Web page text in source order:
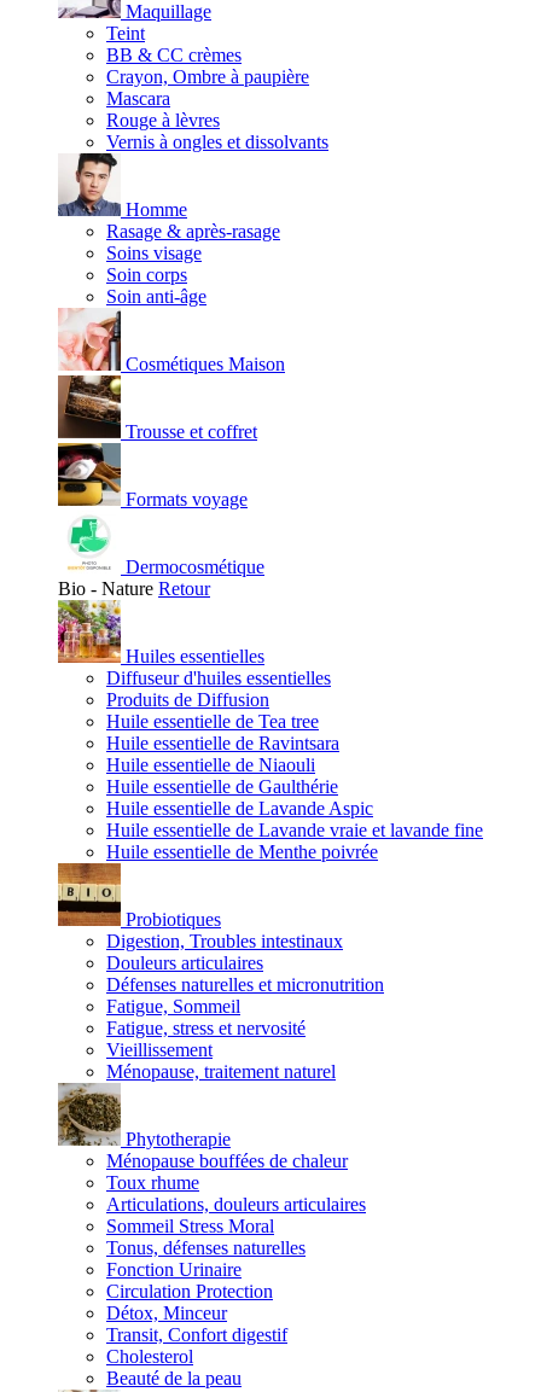
Maquillage
Teint
BB & CC crèmes
Crayon, Ombre à paupière
Mascara
Rouge à lèvres
Vernis à ongles et dissolvants
Homme
Rasage & après-rasage
Soins visage
Soin corps
Soin anti-âge
Cosmétiques Maison
Trousse et coffret
Formats voyage
Dermocosmétique
Bio - Nature Retour
Huiles essentielles
Diffuseur d'huiles essentielles
Produits de Diffusion
Huile essentielle de Tea tree
Huile essentielle de Ravintsara
Huile essentielle de Niaouli
Huile essentielle de Gaulthérie
Huile essentielle de Lavande Aspic
Huile essentielle de Lavande vraie et lavande fine
Huile essentielle de Menthe poivrée
Probiotiques
Digestion, Troubles intestinaux
Douleurs articulaires
Défenses naturelles et micronutrition
Fatigue, Sommeil
Fatigue, stress et nervosité
Vieillissement
Ménopause, traitement naturel
Phytotherapie
Ménopause bouffées de chaleur
Toux rhume
Articulations, douleurs articulaires
Sommeil Stress Moral
Tonus, défenses naturelles
Fonction Urinaire
Circulation Protection
Détox, Minceur
Transit, Confort digestif
Cholesterol
Beauté de la peau